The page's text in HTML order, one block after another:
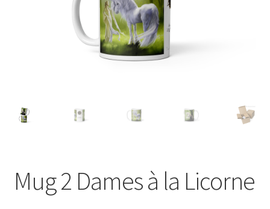
Mug 2 Dames à la Licorne